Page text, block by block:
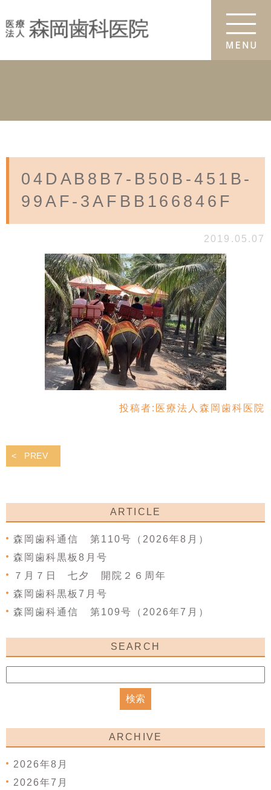
04DAB8B7-B50B-451B-
99AF-3AFBB166846F
2019.05.07
投稿者: 医療法人森岡歯科医院
PREV
ARTICLE
森岡歯科通信 第110号（2026年8月）
森岡歯科黒板8月号
７月７日 七夕 開院２６周年
森岡歯科黒板7月号
森岡歯科通信 第109号（2026年7月）
SEARCH
ARCHIVE
2026年8月
2026年7月